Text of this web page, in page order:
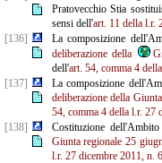
Pratovecchio Stia
sensi dell'art. 11 della l.r.
[136]
La composizione
deliberazione della
dell'art. 54, comma 4
[137]
La composizione
deliberazione della
54, comma 4 della l.r. 27
[138]
Costituzione
Giunta regionale 25
l.r. 27 dicembre 2011, n.